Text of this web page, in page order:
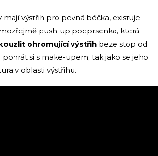
mají výstřih pro pevná béčka, existuje
push-up podprsenka, která
ohromující výstřih beze stop od
si s make-upem; tak jako se jeho
v oblasti výstřihu.